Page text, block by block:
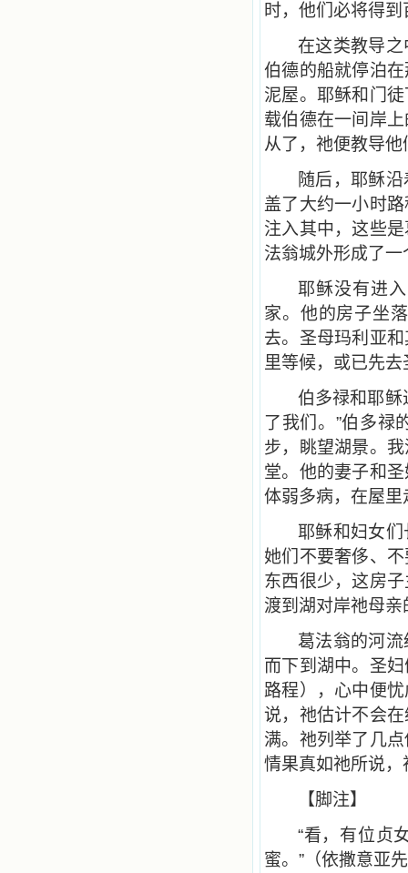
时，他们必将得到
在这类教导
伯德的船就停泊
泥屋。耶稣和门
载伯德在一间岸
从了，祂便教导他
随后，耶稣
盖了大约一小时
注入其中，这些
法翁城外形成了一
耶稣没有进
家。他的房子坐
去。圣母玛利亚
里等候，或已先去
伯多禄和耶稣
了我们。”伯多禄
步，眺望湖景。
堂。他的妻子和
体弱多病，在屋
耶稣和妇女
她们不要奢侈、
东西很少，这房
渡到湖对岸祂母
葛法翁的河
而下到湖中。圣
路程），心中便
说，祂估计不会
满。祂列举了几
情果真如祂所说
【脚注】
“看，有位贞
蜜。”（依撒意亚